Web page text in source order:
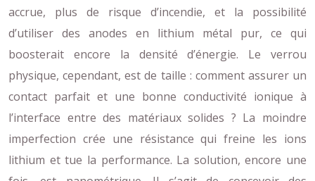
accrue, plus de risque d’incendie, et la possibilité
d’utiliser des anodes en lithium métal pur, ce qui
boosterait encore la densité d’énergie. Le verrou
physique, cependant, est de taille : comment assurer un
contact parfait et une bonne conductivité ionique à
l’interface entre des matériaux solides ? La moindre
imperfection crée une résistance qui freine les ions
lithium et tue la performance. La solution, encore une